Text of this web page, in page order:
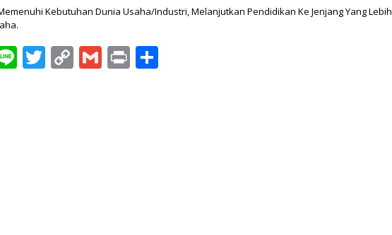
Kebutuhan Dunia Usaha/Industri, Melanjutkan Pendidikan Ke Jenjang Yang Lebih
LineTwitter
CopyGmail
Print